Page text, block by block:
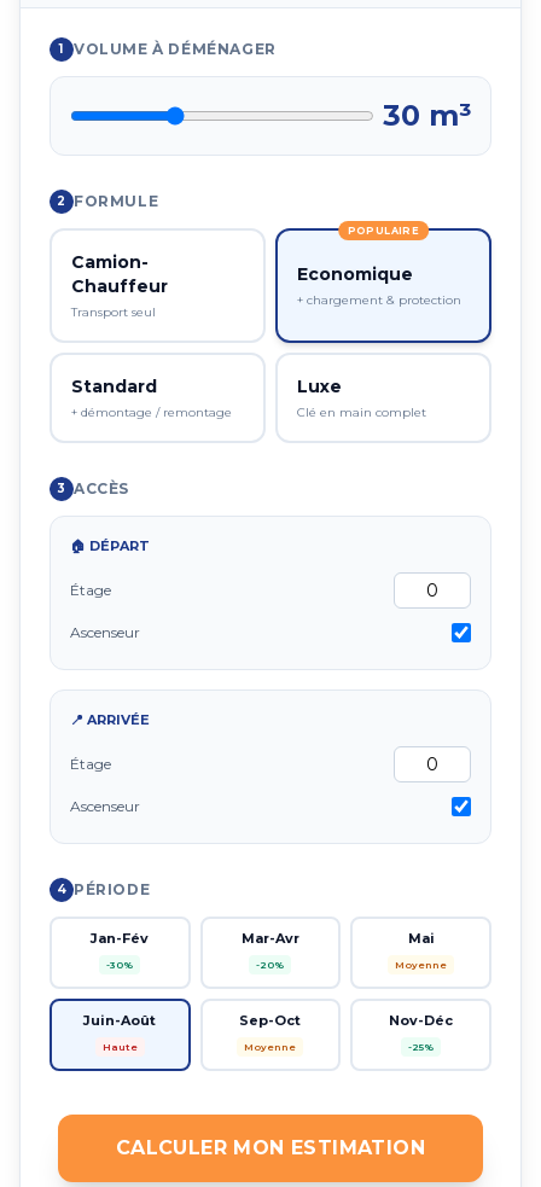
1 VOLUME À DÉMÉNAGER
30 m³
2 FORMULE
Camion-
Chauffeur
Transport seul
POPULAIRE
Economique
+ chargement & protection
Standard
+ démontage / remontage
Luxe
Clé en main complet
3 ACCÈS
🏠 DÉPART
Étage
Ascenseur
📍 ARRIVÉE
Étage
Ascenseur
4 PÉRIODE
Jan-Fév
-30%
Mar-Avr
-20%
Mai
Moyenne
Juin-Août
Haute
Sep-Oct
Moyenne
Nov-Déc
-25%
CALCULER MON ESTIMATION